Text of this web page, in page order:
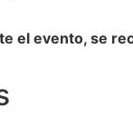
el evento, se